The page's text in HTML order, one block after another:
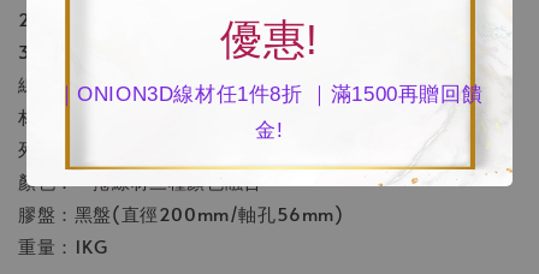
優惠!
｜ONION3D線材任1件8折 ｜滿1500再贈回饋
金!
2.高分子複合材料，高韌性，高光澤度，具有絲綢質感。
3.不易翹邊、不易堵料，零氣泡，線徑均勻，環保無毒。
線徑：1.75mm
材料：高分子複合材料
列印溫度：200-220°C
顏色：一捲線材三種顏色融合
膠盤：黑盤(直徑200mm/軸孔56mm)
重量：1KG